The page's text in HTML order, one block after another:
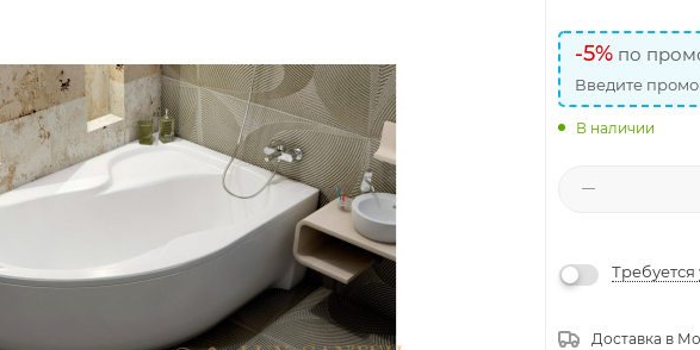
-5% по
Введите
В наличии
Требуется
Доставка в